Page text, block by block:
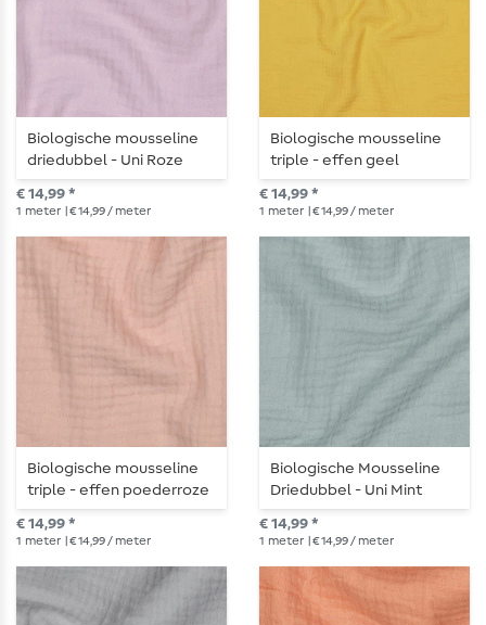
Biologische mousseline
driedubbel - Uni Roze
€ 14,99 *
1 meter | € 14,99 / meter
Biologische mousseline
triple - effen geel
€ 14,99 *
1 meter | € 14,99 / meter
Biologische mousseline
triple - effen poederroze
€ 14,99 *
1 meter | € 14,99 / meter
Biologische Mousseline
Driedubbel - Uni Mint
€ 14,99 *
1 meter | € 14,99 / meter